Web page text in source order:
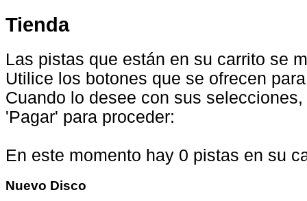
Tienda
Las pistas que están en su carrito se
Utilice los botones que se ofrecen
Cuando lo desee con sus
'Pagar' para proceder:
En este momento hay 0 pistas en su
Nuevo Disco